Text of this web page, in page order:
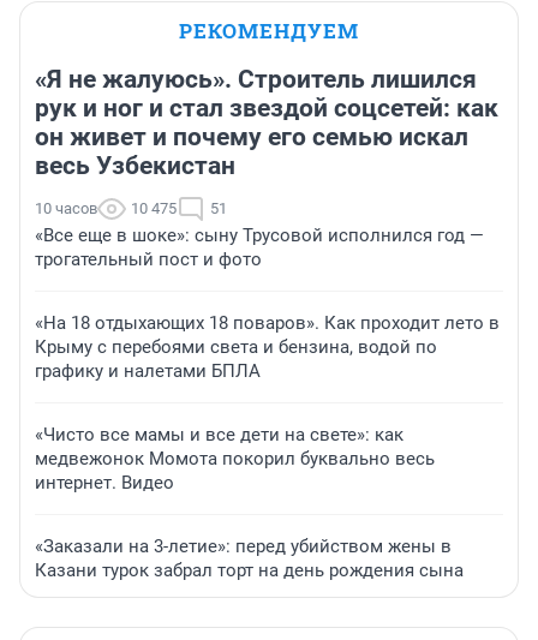
РЕКОМЕНДУЕМ
«Я не жалуюсь». Строитель лишился
рук и ног и стал звездой соцсетей: как
он живет и почему его семью искал
весь Узбекистан
10 часов 10 475 51
«Все еще в шоке»: сыну Трусовой исполнился год —
трогательный пост и фото
«На 18 отдыхающих 18 поваров». Как проходит лето в
Крыму с перебоями света и бензина, водой по
графику и налетами БПЛА
«Чисто все мамы и все дети на свете»: как
медвежонок Момота покорил буквально весь
интернет. Видео
«Заказали на 3-летие»: перед убийством жены в
Казани турок забрал торт на день рождения сына